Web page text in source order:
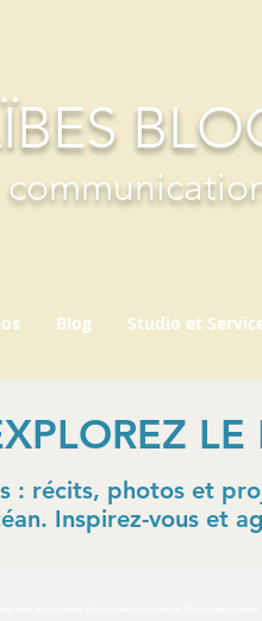
Blog Studio et
: récits, photos et
Inspirez-vous et